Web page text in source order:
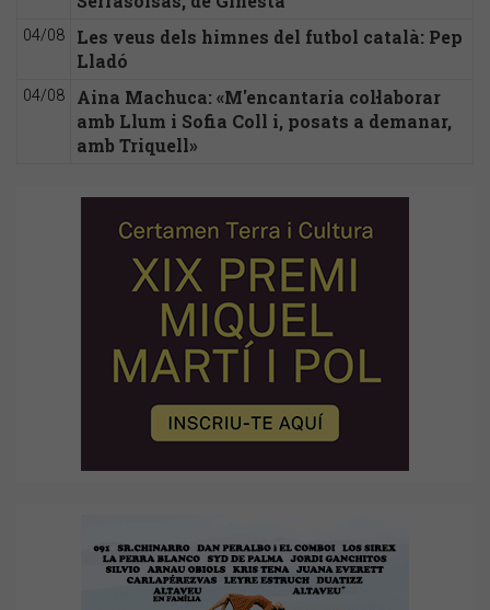
04/08
Les veus dels himnes del futbol català: Pep
Lladó
04/08
Aina Machuca: «M'encantaria col·laborar
amb Llum i Sofia Coll i, posats a demanar,
amb Triquell»